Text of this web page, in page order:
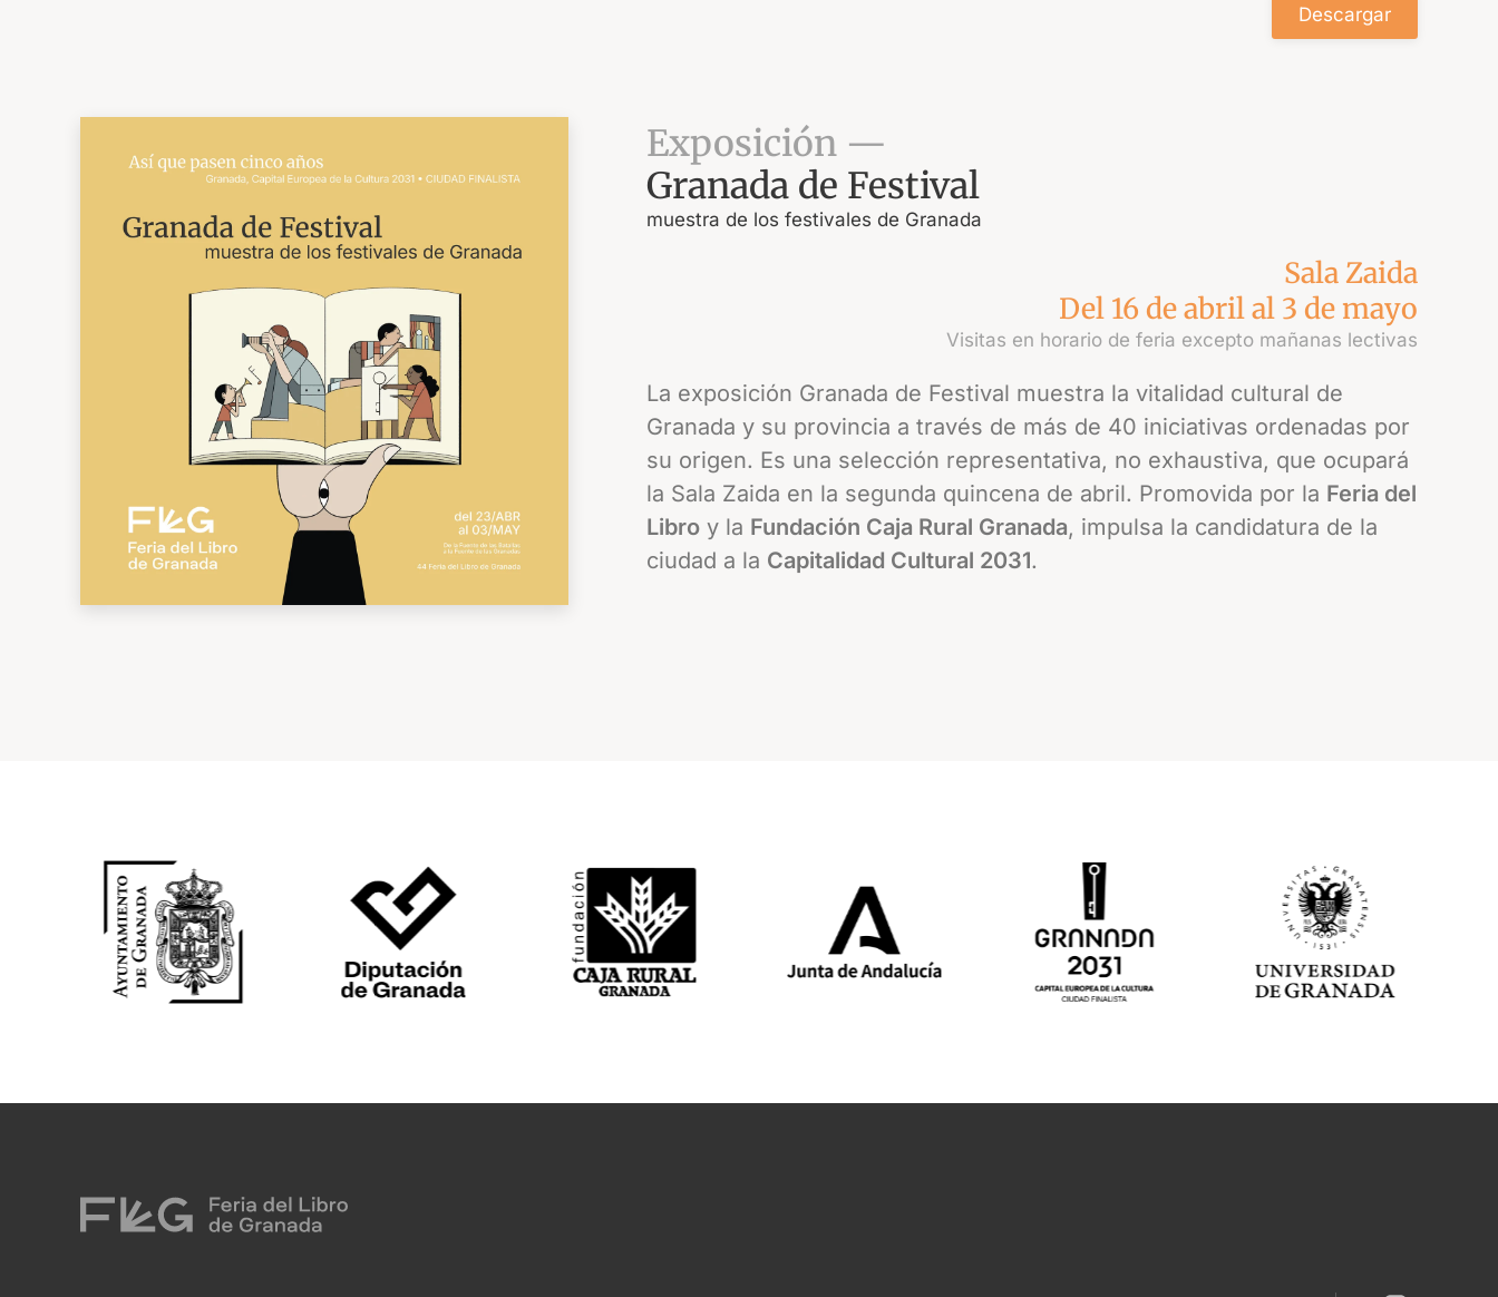
Descargar
Exposición —
Granada de Festival
muestra de los festivales de Granada
Sala Zaida
Del 16 de abril al 3 de mayo
Visitas en horario de feria excepto mañanas lectivas
La exposición Granada de Festival muestra la vitalidad cultural de
Granada y su provincia a través de más de 40 iniciativas ordenadas por
su origen. Es una selección representativa, no exhaustiva, que ocupará
la Sala Zaida en la segunda quincena de abril. Promovida por la Feria del
Libro y la Fundación Caja Rural Granada, impulsa la candidatura de la
ciudad a la Capitalidad Cultural 2031.